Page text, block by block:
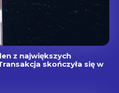
z największych
skończyła się w